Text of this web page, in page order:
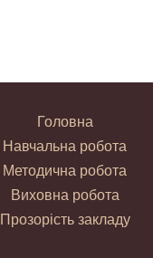
Головна
Навчальна робота
Методична робота
Виховна робота
Прозорість закладу